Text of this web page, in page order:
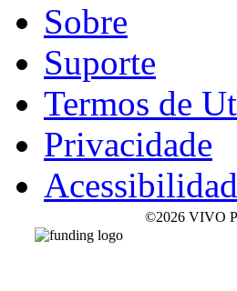
Sobre
Suporte
Termos de
Privacidade
©2026 VIVO